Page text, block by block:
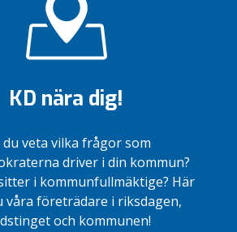
KD nära dig!
du veta vilka frågor som
driver i din kommun?
i kommunfullmäktige? Här
våra företrädare i riksdagen,
och kommunen!